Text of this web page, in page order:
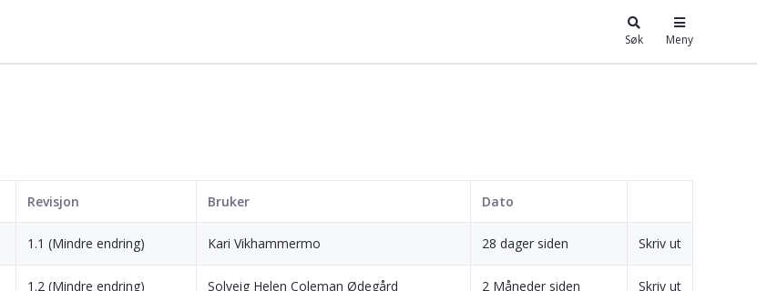
Søk Meny
Revisjon Bruker Dato
1.1 (Mindre endring) Kari Vikhammermo 28 dager siden Skriv ut
1.2 (Mindre endring) Solveig Helen Coleman Ødegård 2 Måneder siden Skriv ut